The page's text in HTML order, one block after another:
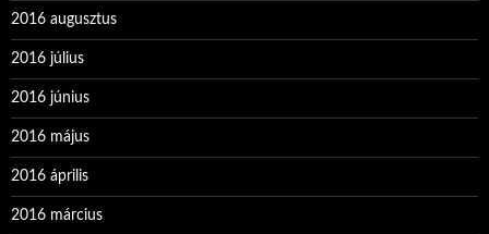
2016 augusztus
2016 július
2016 június
2016 május
2016 április
2016 március